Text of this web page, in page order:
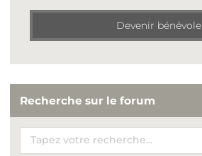
Devenir bénévole
Recherche sur le forum